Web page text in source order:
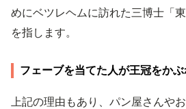
めにベツレヘムに訪れた三博士「
を指します。
フェーブを当てた人が王冠をか
上記の理由もあり、パン屋さんや